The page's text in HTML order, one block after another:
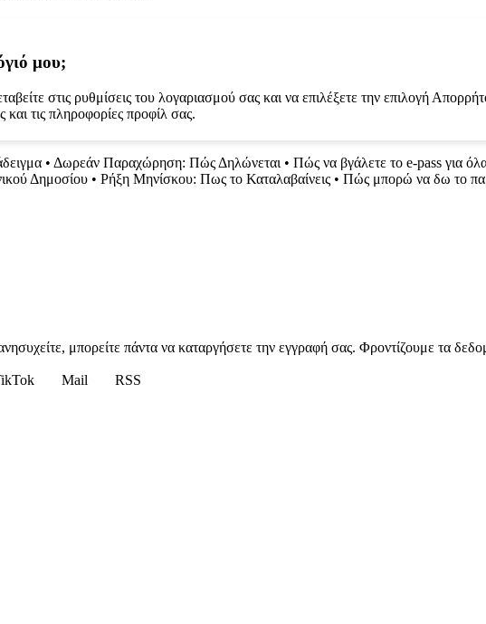
μου;
στις ρυθμίσεις του λογαριασμού σας και να επιλέξετε την επιλογή
και τις πληροφορίες προφίλ σας.
• Δωρεάν Παραχώρηση: Πώς Δηλώνεται • Πώς να βγάλετε το e-pass για
Δημοσίου • Ρήξη Μηνίσκου: Πως το Καταλαβαίνεις • Πώς μπορώ να δω το
μπορείτε πάντα να καταργήσετε την εγγραφή σας. Φροντίζουμε τα
Mail
RSS